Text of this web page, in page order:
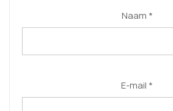
Naam *
E-mail *